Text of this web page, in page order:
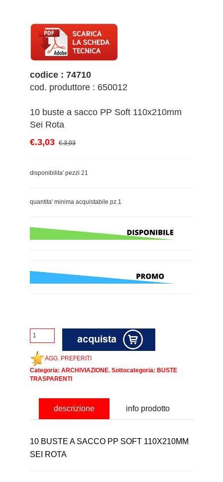
codice : 74710
cod. produttore : 650012
10 buste a sacco PP Soft 110x210mm
Sei Rota
€.3,03 €.3,03
disponibilita' pezzi 21
quantita' minima acquistabile pz.1
AGG. PREFERITI
Categoria: ARCHIVIAZIONE. Sottocategoria: BUSTE
TRASPARENTI
descrizione info prodotto
10 BUSTE A SACCO PP SOFT 110X210MM
SEI ROTA